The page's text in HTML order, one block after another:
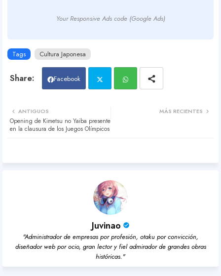
Your Responsive Ads code (Google Ads)
Tags Cultura Japonesa
Facebook
ter
MÁS RECIENTES
ANTIGUOS
Opening de Kimetsu no Yaiba presente
en la clausura de los Juegos Olímpicos
Juvinao
"Administrador de empresas por profesión, otaku por convicción,
diseñador web por ocio, gran lector y fiel admirador de grandes obras
históricas."